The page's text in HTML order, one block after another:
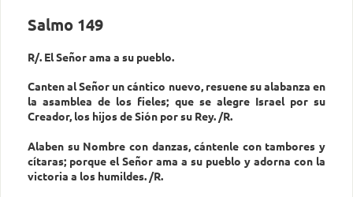
Salmo 149
R/. El Señor ama a su pueblo.
Canten al Señor un cántico nuevo, resuene su alabanza en
la asamblea de los fieles; que se alegre Israel por su
Creador, los hijos de Sión por su Rey. /R.
Alaben su Nombre con danzas, cántenle con tambores y
cítaras; porque el Señor ama a su pueblo y adorna con la
victoria a los humildes. /R.